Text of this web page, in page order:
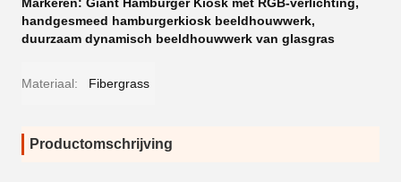
Markeren: Giant Hamburger Kiosk met RGB-verlichting,
handgesmeed hamburgerkiosk beeldhouwwerk,
duurzaam dynamisch beeldhouwwerk van glasgras
Materiaal: Fibergrass
Productomschrijving